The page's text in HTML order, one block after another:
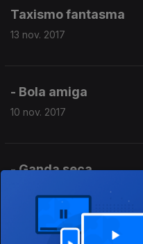
Taxismo fantasma
13 nov. 2017
- Bola amiga
10 nov. 2017
- Ganda seca